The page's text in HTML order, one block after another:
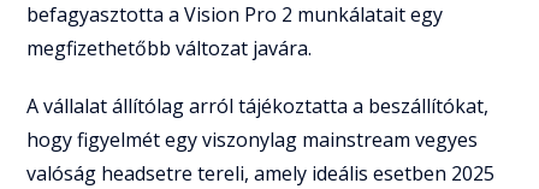
befagyasztotta a Vision Pro 2 munkálatait egy
megfizethetőbb változat javára.
A vállalat állítólag arról tájékoztatta a beszállítókat,
hogy figyelmét egy viszonylag mainstream vegyes
valóság headsetre tereli, amely ideális esetben 2025